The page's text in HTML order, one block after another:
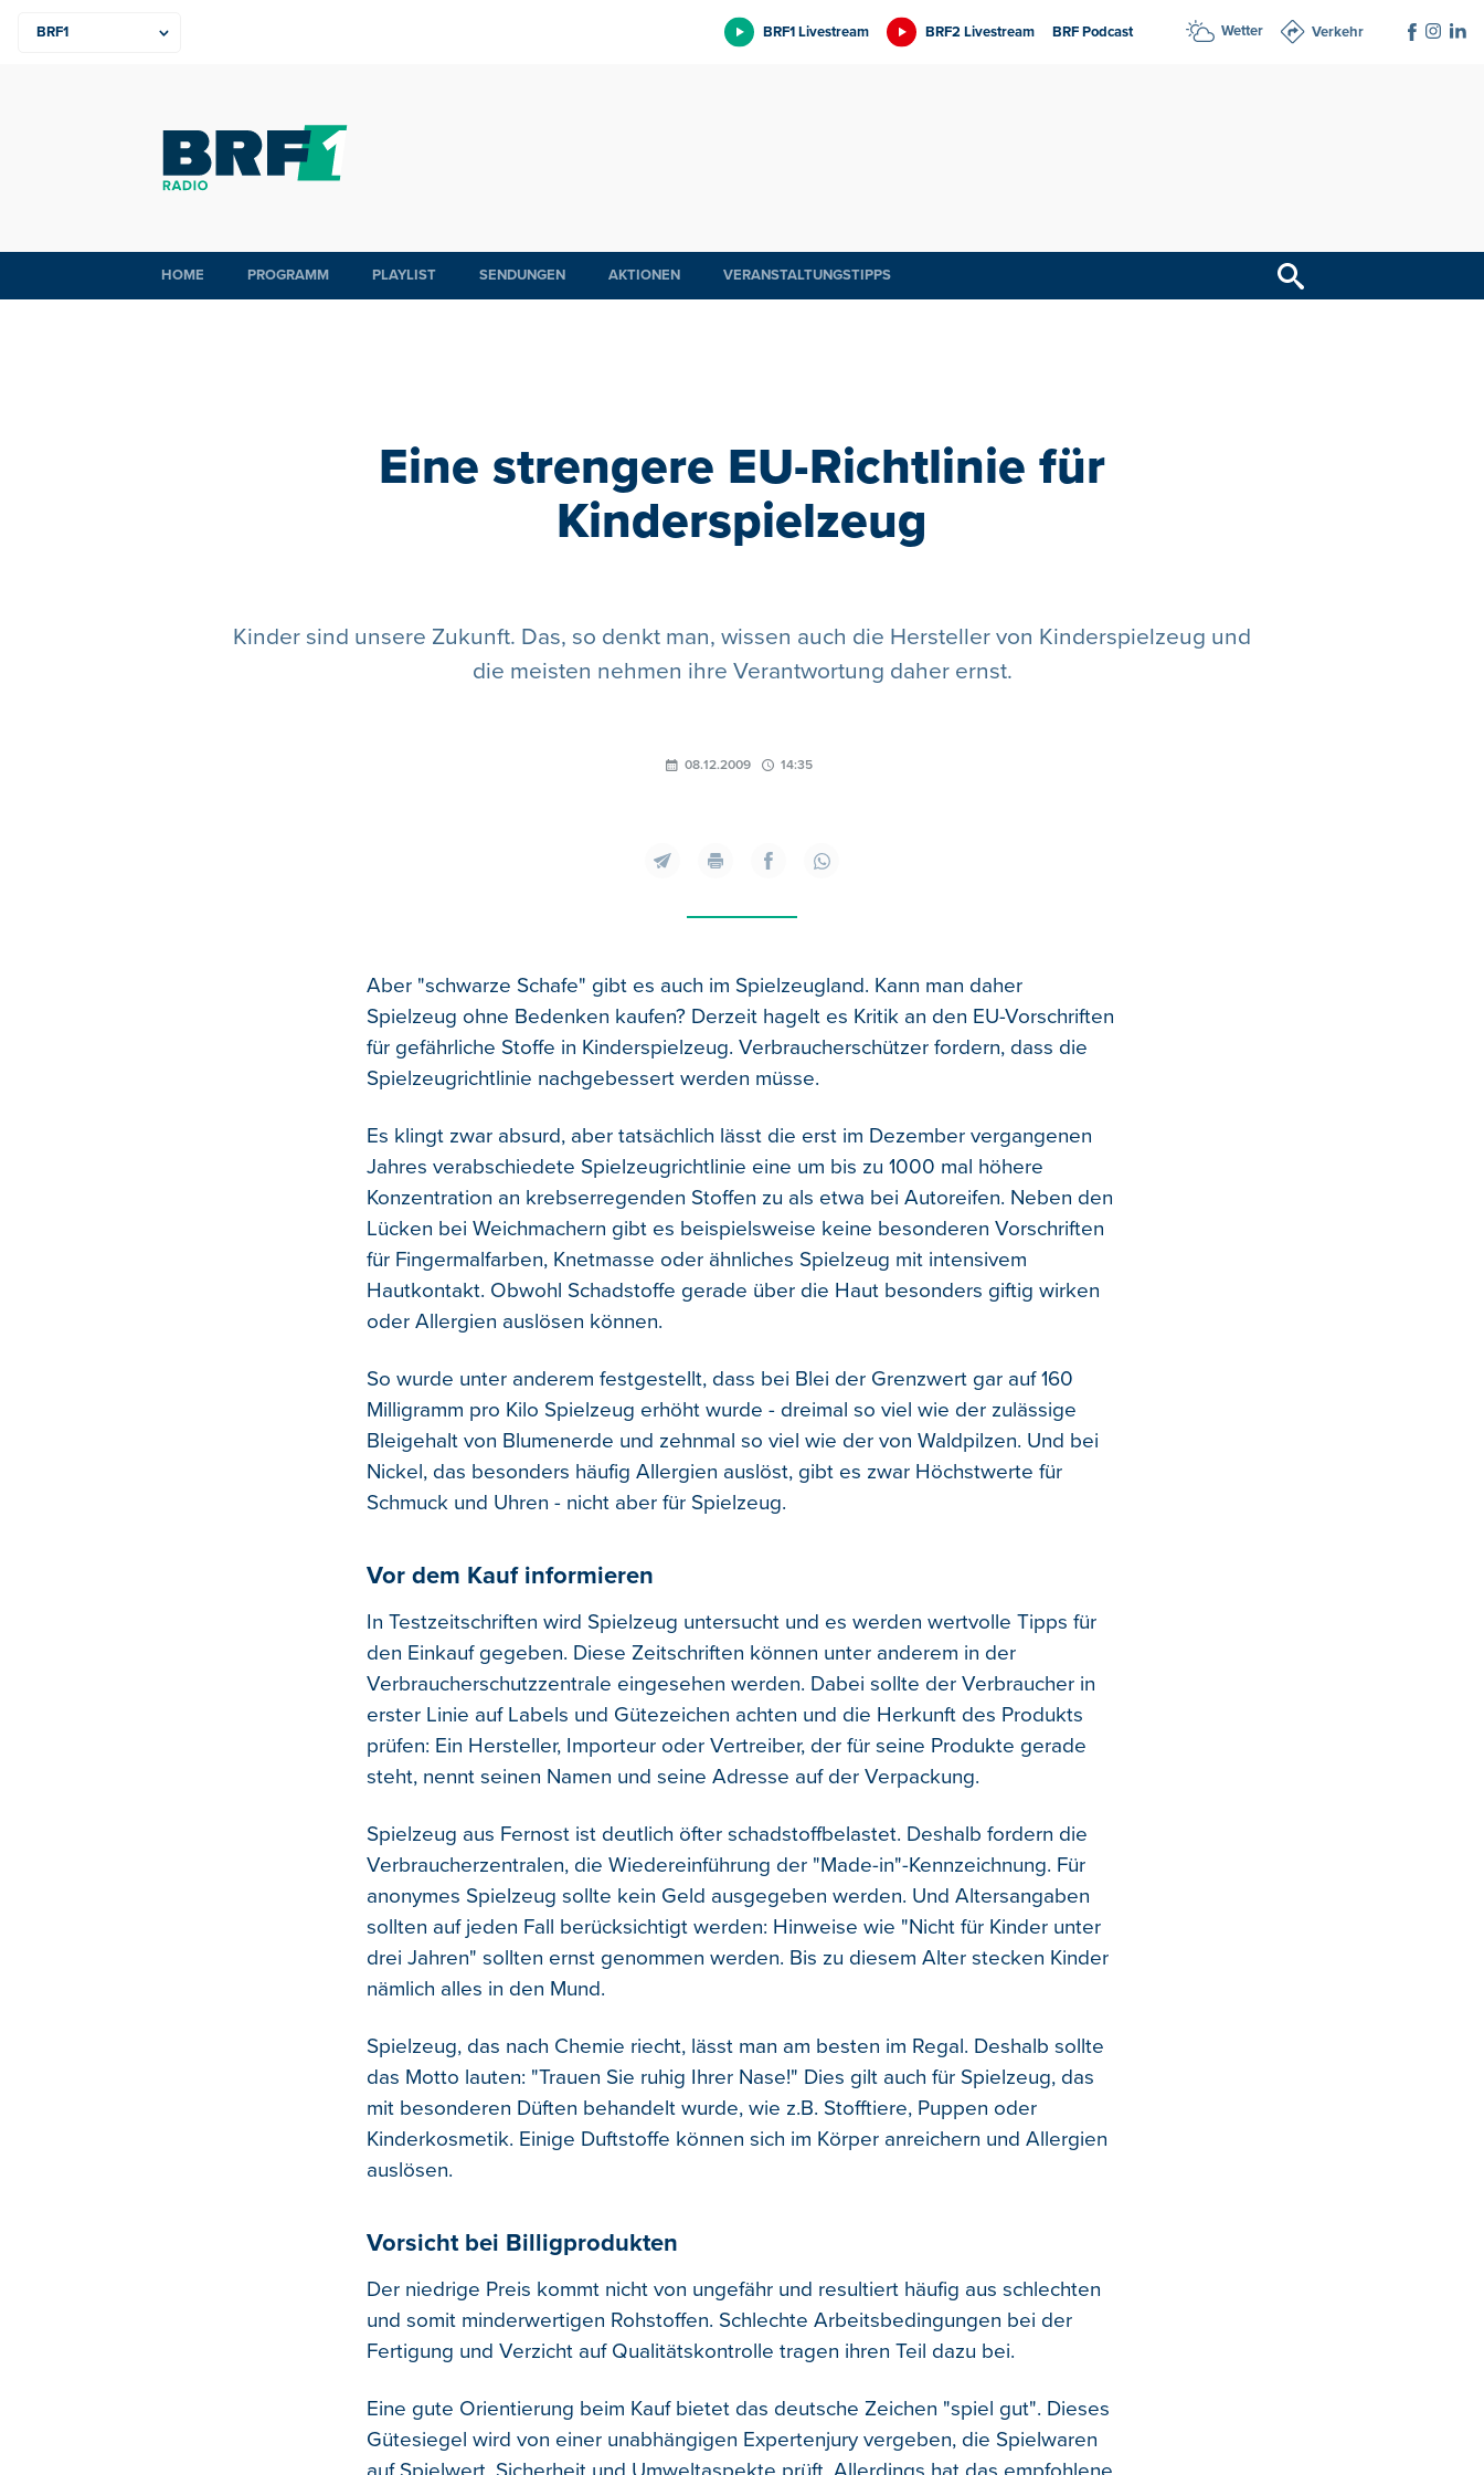
BRF1 Livestream BRF2 Livestream BRF Podcast Wetter Verkehr
HOME PROGRAMM PLAYLIST SENDUNGEN AKTIONEN VERANSTALTUNGSTIPPS
Eine strengere EU-Richtlinie für
Kinderspielzeug
Kinder sind unsere Zukunft. Das, so denkt man, wissen auch die Hersteller von Kinderspielzeug und
die meisten nehmen ihre Verantwortung daher ernst.
08.12.2009 14:35
Aber "schwarze Schafe" gibt es auch im Spielzeugland. Kann man daher
Spielzeug ohne Bedenken kaufen? Derzeit hagelt es Kritik an den EU-Vorschriften
für gefährliche Stoffe in Kinderspielzeug. Verbraucherschützer fordern, dass die
Spielzeugrichtlinie nachgebessert werden müsse.
Es klingt zwar absurd, aber tatsächlich lässt die erst im Dezember vergangenen
Jahres verabschiedete Spielzeugrichtlinie eine um bis zu 1000 mal höhere
Konzentration an krebserregenden Stoffen zu als etwa bei Autoreifen. Neben den
Lücken bei Weichmachern gibt es beispielsweise keine besonderen Vorschriften
für Fingermalfarben, Knetmasse oder ähnliches Spielzeug mit intensivem
Hautkontakt. Obwohl Schadstoffe gerade über die Haut besonders giftig wirken
oder Allergien auslösen können.
So wurde unter anderem festgestellt, dass bei Blei der Grenzwert gar auf 160
Milligramm pro Kilo Spielzeug erhöht wurde - dreimal so viel wie der zulässige
Bleigehalt von Blumenerde und zehnmal so viel wie der von Waldpilzen. Und bei
Nickel, das besonders häufig Allergien auslöst, gibt es zwar Höchstwerte für
Schmuck und Uhren - nicht aber für Spielzeug.
Vor dem Kauf informieren
In Testzeitschriften wird Spielzeug untersucht und es werden wertvolle Tipps für
den Einkauf gegeben. Diese Zeitschriften können unter anderem in der
Verbraucherschutzzentrale eingesehen werden. Dabei sollte der Verbraucher in
erster Linie auf Labels und Gütezeichen achten und die Herkunft des Produkts
prüfen: Ein Hersteller, Importeur oder Vertreiber, der für seine Produkte gerade
steht, nennt seinen Namen und seine Adresse auf der Verpackung.
Spielzeug aus Fernost ist deutlich öfter schadstoffbelastet. Deshalb fordern die
Verbraucherzentralen, die Wiedereinführung der "Made-in"-Kennzeichnung. Für
anonymes Spielzeug sollte kein Geld ausgegeben werden. Und Altersangaben
sollten auf jeden Fall berücksichtigt werden: Hinweise wie "Nicht für Kinder unter
drei Jahren" sollten ernst genommen werden. Bis zu diesem Alter stecken Kinder
nämlich alles in den Mund.
Spielzeug, das nach Chemie riecht, lässt man am besten im Regal. Deshalb sollte
das Motto lauten: "Trauen Sie ruhig Ihrer Nase!" Dies gilt auch für Spielzeug, das
mit besonderen Düften behandelt wurde, wie z.B. Stofftiere, Puppen oder
Kinderkosmetik. Einige Duftstoffe können sich im Körper anreichern und Allergien
auslösen.
Vorsicht bei Billigprodukten
Der niedrige Preis kommt nicht von ungefähr und resultiert häufig aus schlechten
und somit minderwertigen Rohstoffen. Schlechte Arbeitsbedingungen bei der
Fertigung und Verzicht auf Qualitätskontrolle tragen ihren Teil dazu bei.
Eine gute Orientierung beim Kauf bietet das deutsche Zeichen "spiel gut". Dieses
Gütesiegel wird von einer unabhängigen Expertenjury vergeben, die Spielwaren